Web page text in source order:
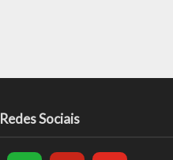
Sociais